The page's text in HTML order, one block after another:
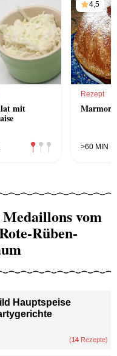
mit
4,5
Rezept
Marmor-
>60 MIN
vom
Rüben-
Hauptspeise
(14 Rezepte)